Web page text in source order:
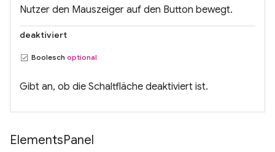
Nutzer den Mauszeiger auf den Button bewegt.
deaktiviert
Boolesch optional
Gibt an, ob die Schaltfläche deaktiviert ist.
ElementsPanel